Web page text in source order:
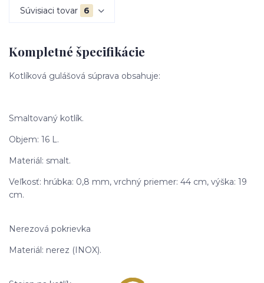
Súvisiaci tovar 6
Kompletné špecifikácie
Kotlíková gulášová súprava obsahuje:
Smaltovaný kotlík.
Objem: 16 L.
Materiál: smalt.
Veľkosť: hrúbka: 0,8 mm, vrchný priemer: 44 cm, výška: 19
cm.
Nerezová pokrievka
Materiál: nerez (INOX).